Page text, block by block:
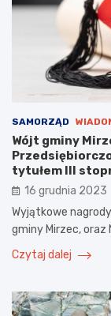
SAMORZĄD
Wójt gminy
tytułem III
16 grudnia 2023
Wyjątkowe
gminy Mirzec, oraz
Czytaj dalej